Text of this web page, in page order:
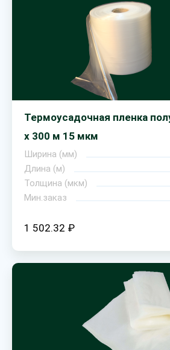
Термоусадочная пленка
х 300 м 15 мкм
Ширина (мм)
Длина (м)
Толщина (мкм)
Мин.заказ
1 502.32 ₽